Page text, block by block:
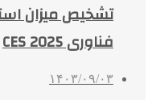
تشخیص میزان
فناوری CES 2025
۱۴۰۳/۰۹/۰۳